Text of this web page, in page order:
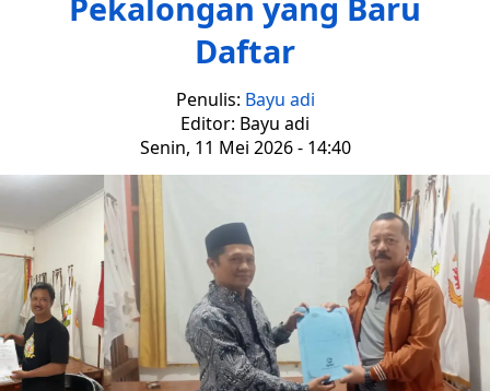
Daftar
Penulis: Bayu adi
Editor: Bayu adi
Senin, 11 Mei 2026 - 14:40